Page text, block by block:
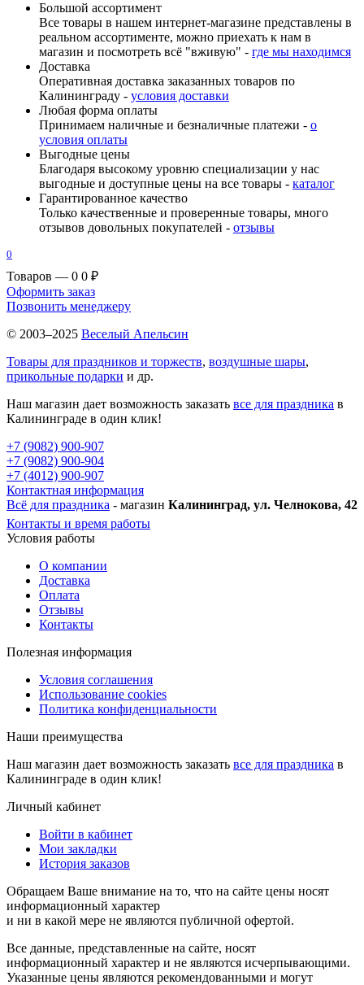
Большой ассортимент
Все товары в нашем интернет-магазине представлены в
реальном ассортименте, можно приехать к нам в
магазин и посмотреть всё "вживую" - где мы находимся
Доставка
Оперативная доставка заказанных товаров по
Калининграду - условия доставки
Любая форма оплаты
Принимаем наличные и безналичные платежи - о
условия оплаты
Выгодные цены
Благодаря высокому уровню специализации у нас
выгодные и доступные цены на все товары - каталог
Гарантированное качество
Только качественные и проверенные товары, много
отзывов довольных покупателей - отзывы
0
Товаров — 0 0 ₽
Оформить заказ
Позвонить менеджеру
© 2003–2025 Веселый Апельсин
Товары для праздников и торжеств, воздушные шары,
прикольные подарки и др.
Наш магазин дает возможность заказать все для праздника в
Калининграде в один клик!
+7 (9082) 900-907
+7 (9082) 900-904
+7 (4012) 900-907
Контактная информация
Всё для праздника - магазин Калининград, ул. Челнокова, 42
Контакты и время работы
Условия работы
О компании
Доставка
Оплата
Отзывы
Контакты
Полезная информация
Условия соглашения
Использование cookies
Политика конфиденциальности
Наши преимущества
Наш магазин дает возможность заказать все для праздника в
Калининграде в один клик!
Личный кабинет
Войти в кабинет
Мои закладки
История заказов
Обращаем Ваше внимание на то, что на сайте цены носят
информационный характер
и ни в какой мере не являются публичной офертой.
Все данные, представленные на сайте, носят
информационный характер и не являются исчерпывающими.
Указанные цены являются рекомендованными и могут